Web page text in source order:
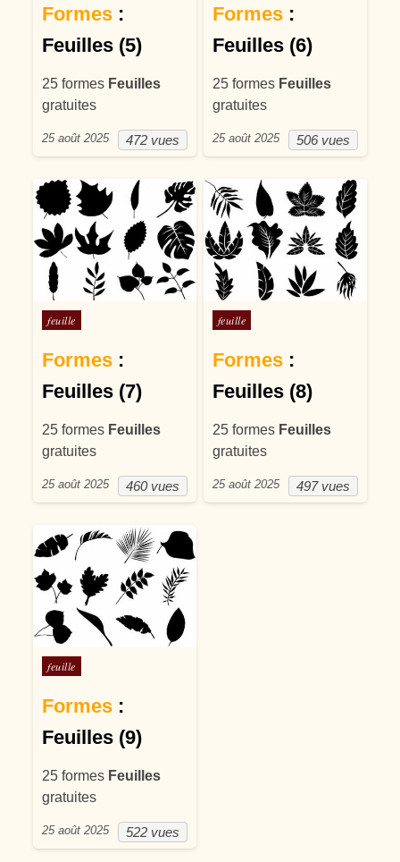
Formes :
Feuilles (5)
25 formes Feuilles
gratuites
472 vues
25 août 2025
Formes:
Feuilles (6)
25 formes Feuilles
gratuites
506 vues
25 août 2025
Posté dans
feuille
Formes :
Feuilles (7)
25 formes Feuilles
gratuites
460 vues
25 août 2025
Posté dans
feuille
Formes:
Feuilles (8)
25 formes Feuilles
gratuites
497 vues
25 août 2025
Posté dans
feuille
Formes :
Feuilles (9)
25 formes Feuilles
gratuites
522 vues
25 août 2025